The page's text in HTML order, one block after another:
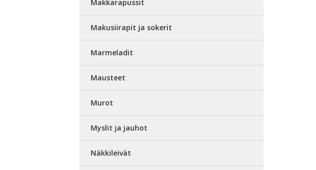
Makkarapussit
Makusiirapit ja sokerit
Marmeladit
Mausteet
Murot
Myslit ja jauhot
Näkkileivät